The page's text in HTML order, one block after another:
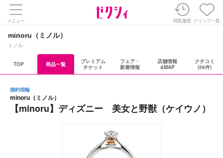
メニュー 閲覧履歴 クリップ一覧
minoru（ミノル）
ミノル
TOP 商品一覧
プレミアム
チケット
フェア・
新着情報
店舗情報
&MAP
クチコミ
(56件)
婚約指輪
minoru（ミノル）
【minoru】ディズニー 美女と野獣（ケイウノ）